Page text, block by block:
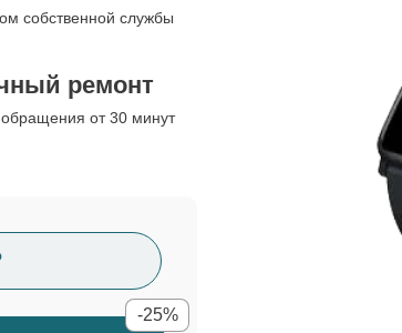
собственной службы
ремонт
обращения от 30 минут
-25%